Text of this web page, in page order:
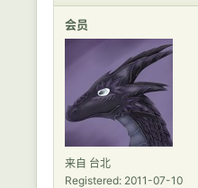
会员
来自 台北
Registered: 2011-07-10